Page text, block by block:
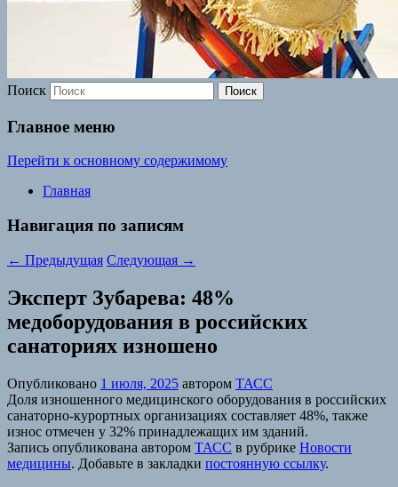
Поиск
Главное меню
Перейти к основному содержимому
Главная
Навигация по записям
← Предыдущая Следующая →
Эксперт Зубарева: 48%
медоборудования в российских
санаториях изношено
Опубликовано 1 июля, 2025 автором ТАСС
Доля изношенного медицинского оборудования в российских
санаторно-курортных организациях составляет 48%, также
износ отмечен у 32% принадлежащих им зданий.
Запись опубликована автором ТАСС в рубрике Новости
медицины. Добавьте в закладки постоянную ссылку.